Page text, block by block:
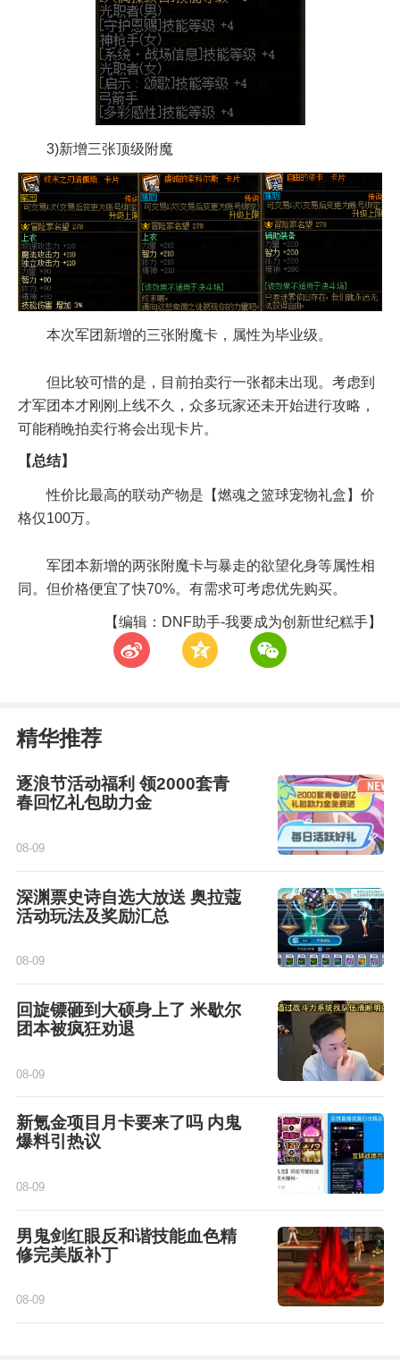
3)新增三张顶级附魔
本次军团新增的三张附魔卡，属性为毕业级。
但比较可惜的是，目前拍卖行一张都未出现。考虑到
才军团本才刚刚上线不久，众多玩家还未开始进行攻略，
可能稍晚拍卖行将会出现卡片。
【总结】
性价比最高的联动产物是【燃魂之篮球宠物礼盒】价
格仅100万。
军团本新增的两张附魔卡与暴走的欲望化身等属性相
同。但价格便宜了快70%。有需求可考虑优先购买。
【编辑：DNF助手-我要成为创新世纪糕手】
t z w
精华推荐
逐浪节活动福利 领2000套青
春回忆礼包助力金
08-09
深渊票史诗自选大放送 奥拉蔻
活动玩法及奖励汇总
08-09
回旋镖砸到大硕身上了 米歇尔
团本被疯狂劝退
08-09
新氪金项目月卡要来了吗 内鬼
爆料引热议
08-09
男鬼剑红眼反和谐技能血色精
修完美版补丁
08-09